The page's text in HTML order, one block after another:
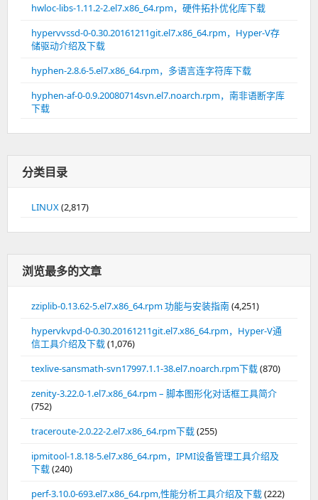
hwloc-libs-1.11.2-2.el7.x86_64.rpm，硬件拓扑优化库下载
hypervvssd-0-0.30.20161211git.el7.x86_64.rpm，Hyper-V存
储驱动介绍及下载
hyphen-2.8.6-5.el7.x86_64.rpm，多语言连字符库下载
hyphen-af-0-0.9.20080714svn.el7.noarch.rpm，南非语断字库
下载
分类目录
LINUX(2,817)
浏览最多的文章
zziplib-0.13.62-5.el7.x86_64.rpm 功能与安装指南(4,251)
hypervkvpd-0-0.30.20161211git.el7.x86_64.rpm，Hyper-V通
信工具介绍及下载(1,076)
texlive-sansmath-svn17997.1.1-38.el7.noarch.rpm下载(870)
zenity-3.22.0-1.el7.x86_64.rpm – 脚本图形化对话框工具简介
(752)
traceroute-2.0.22-2.el7.x86_64.rpm下载(255)
ipmitool-1.8.18-5.el7.x86_64.rpm，IPMI设备管理工具介绍及
下载(240)
perf-3.10.0-693.el7.x86_64.rpm,性能分析工具介绍及下载(222)